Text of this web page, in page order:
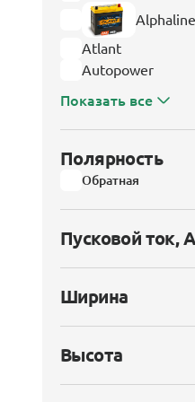
Alphaline
Atlant
Autopower
Показать все
Полярность
Обратная
Пусковой ток, А
Ширина
Высота